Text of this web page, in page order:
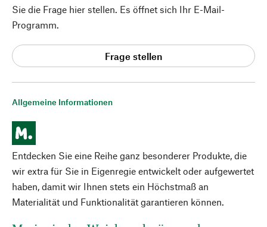
Allgemeine Informationen
Entdecken Sie eine Reihe ganz besonderer Produkte, die
wir extra für Sie in Eigenregie entwickelt oder aufgewertet
haben, damit wir Ihnen stets ein Höchstmaß an
Materialität und Funktionalität garantieren können.
Sie die Frage hier stellen. Es öffnet sich Ihr E-Mail-
Programm.
Frage stellen